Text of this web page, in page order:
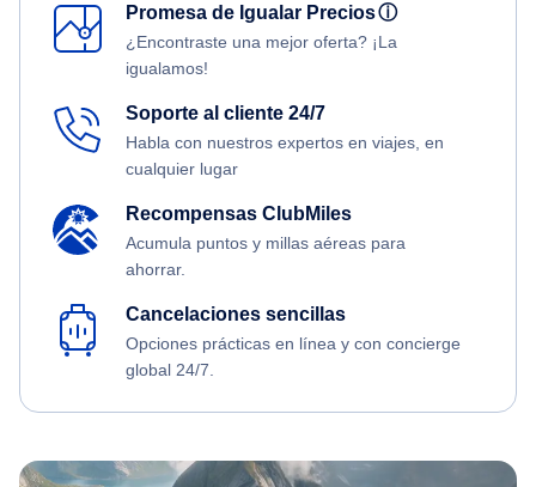
Promesa de Igualar Preciosⓘ
¿Encontraste una mejor oferta? ¡La
igualamos!
Soporte al cliente 24/7
Habla con nuestros expertos en viajes, en
cualquier lugar
Recompensas ClubMiles
Acumula puntos y millas aéreas para
ahorrar.
Cancelaciones sencillas
Opciones prácticas en línea y con concierge
global 24/7.